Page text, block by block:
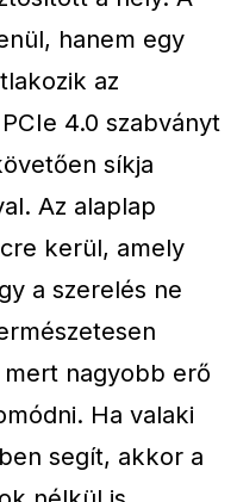
hanem egy
az
4.0 szabványt
síkja
Az alaplap
kerül, amely
a szerelés ne
nagyobb erő
Ha valaki
segít, akkor a